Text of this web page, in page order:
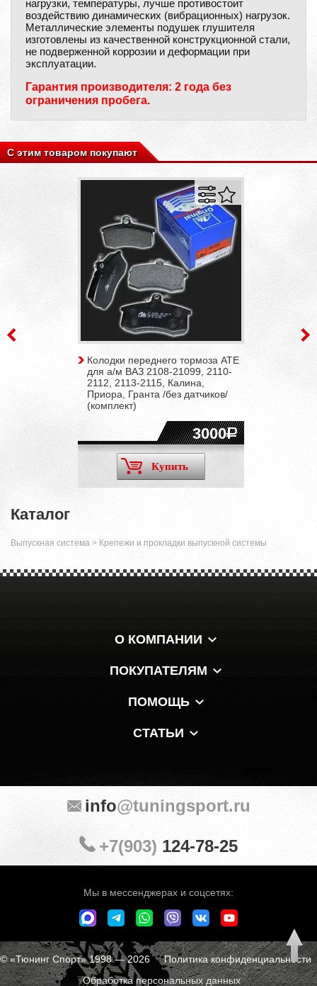
нагрузки, температуры, лучше противостоит
воздействию динамических (вибрационных) нагрузок.
Металлические элементы подушек глушителя
изготовлены из качественной конструкционной стали,
не подверженной коррозии и деформации при
эксплуатации.
Гарантия производителя: 2 года без
ограничения пробега.
С этим товаром покупают
Колодки переднего тормоза ATE
для а/м ВАЗ 2108-21099, 2110-
2112, 2113-2115, Калина,
Приора, Гранта /без датчиков/
(комплект)
3000
Купить
Каталог
Выпускная система > Крепежи и прокладки выпускной системы
О КОМПАНИИ
ПОКУПАТЕЛЯМ
ПОМОЩЬ
СТАТЬИ
Мы в мессенджерах и соцсетях:
info@tuningsport.ru
+7(903) 124-78-25
© «Тюнинг Спорт» 1998 — 2026Политика конфиденциальности
Обработка персональных данных